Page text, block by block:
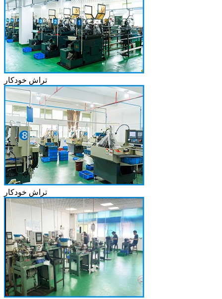
تراش خودکار
تراش خودکار